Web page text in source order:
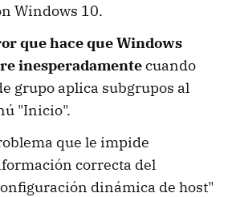
Windows 10.
que hace que Windows
inesperadamentecuando
grupo aplica subgrupos al
"Inicio".
que le impide
correcta del
dinámica de host"